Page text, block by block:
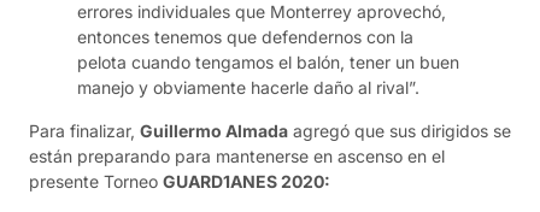
errores individuales que Monterrey aprovechó,
entonces tenemos que defendernos con la
pelota cuando tengamos el balón, tener un buen
manejo y obviamente hacerle daño al rival”.
Para finalizar, Guillermo Almada agregó que sus dirigidos se
están preparando para mantenerse en ascenso en el
presente Torneo GUARD1ANES 2020: